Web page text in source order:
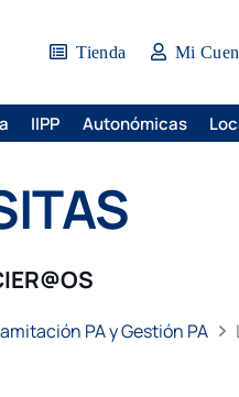
Tienda Mi
IIPP Autonómicas
PA y Gestión PA